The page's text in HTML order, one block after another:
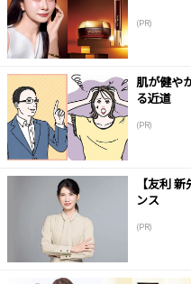
(PR)
肌が健や
る近道
(PR)
【友利
ンス
(PR)